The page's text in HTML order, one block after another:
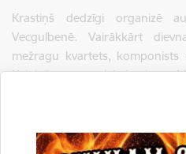
Krastiņš dedzīgi organizē
Vecgulbenē. Vairākkārt
mežragu kvartets, komponists
Kalniņš, operdziedātāja
Komponists Emilis
Jāņa Krastiņa ērģeļspēles